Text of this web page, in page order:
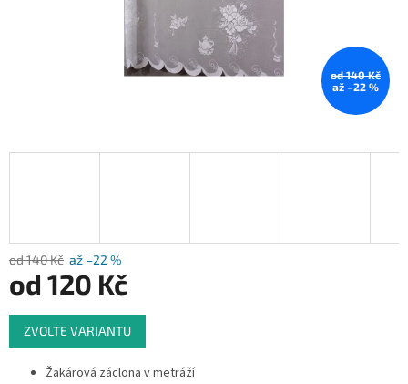
od 140 Kč
až –22 %
od 140 Kč až –22 %
od 120 Kč
Měrná
cena:
ZVOLTE VARIANTU
Žakárová záclona v metráží